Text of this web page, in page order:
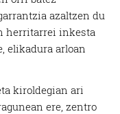
azaltzen du
herritarrei inkesta
elikadura arloan
kiroldegian ari
ere, zentro